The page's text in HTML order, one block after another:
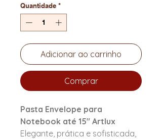
Quantidade *
Adicionar ao carrinho
Comprar
Pasta Envelope para
Notebook até 15" Artlux
Elegante, prática e sofisticada,